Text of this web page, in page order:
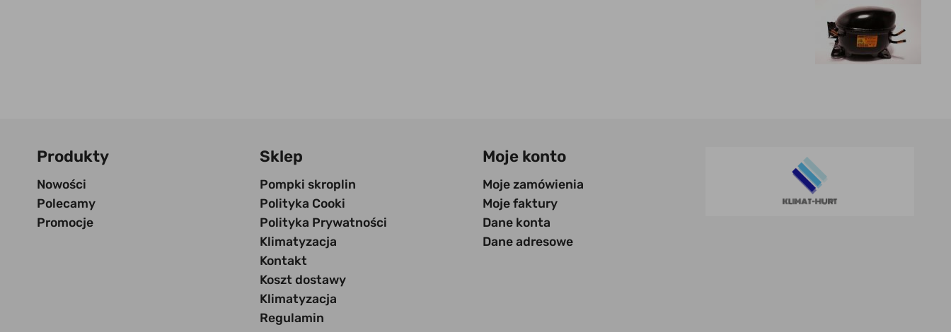
Produkty
Nowości
Polecamy
Promocje
Sklep
Pompki skroplin
Polityka Cooki
Polityka Prywatności
Klimatyzacja
Kontakt
Koszt dostawy
Klimatyzacja
Regulamin
Moje konto
Moje zamówienia
Moje faktury
Dane konta
Dane adresowe